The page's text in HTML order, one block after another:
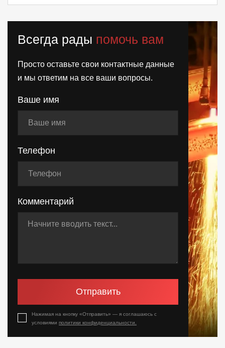
Всегда рады помочь вам
Просто оставьте свои контактные данные
и мы ответим на все ваши вопросы.
Ваше имя
Телефон
Комментарий
Отправить
Нажимая на кнопку «Отправить» — я соглашаюсь с
условиями политики конфиденциальности.